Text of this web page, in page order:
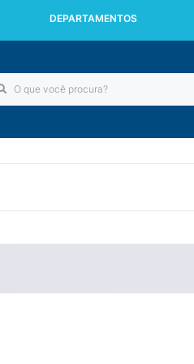
DEPARTAMENTOS